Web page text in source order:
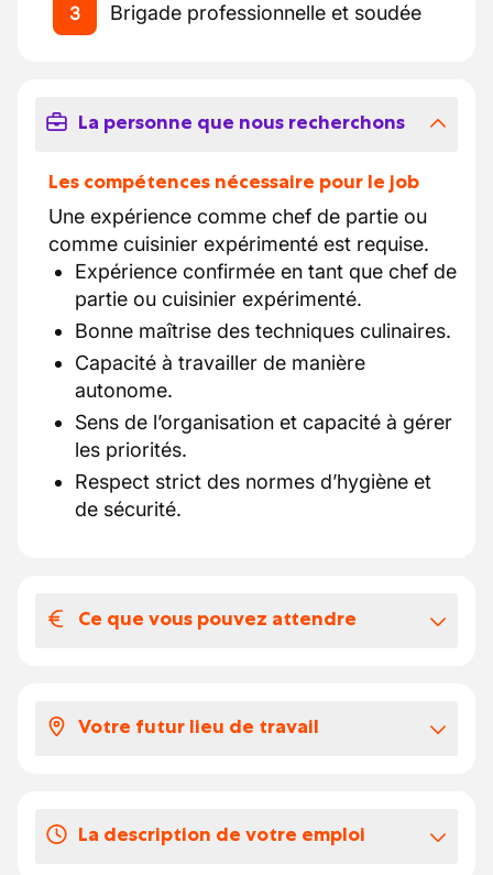
3 Brigade professionnelle et soudée
La personne que nous recherchons
Les compétences nécessaire pour le job
Une expérience comme chef de partie ou
comme cuisinier expérimenté est requise.
Expérience confirmée en tant que chef de
partie ou cuisinier expérimenté.
Bonne maîtrise des techniques culinaires.
Capacité à travailler de manière
autonome.
Sens de l’organisation et capacité à gérer
les priorités.
Respect strict des normes d’hygiène et
de sécurité.
Ce que vous pouvez attendre
Voici ce que vous pouvez attendre:
Vous profitez des €8 chèques-repas pour
chaque jour de travail.
Votre futur lieu de travail
qualité et la régularité guident le
La description de votre emploi